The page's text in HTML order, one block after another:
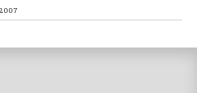
2007